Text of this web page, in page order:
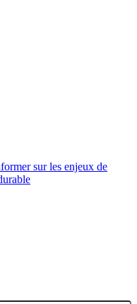
sur les enjeux de